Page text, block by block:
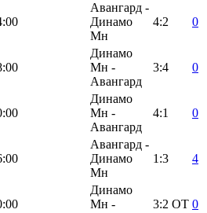
Авангард -
Динамо
Мн
4:2 0
Динамо
Мн -
Авангард
3:4 0
Динамо
Мн -
Авангард
4:1 0
Авангард -
Динамо
Мн
1:3 4
Динамо
Мн -
3:2 ОТ 0